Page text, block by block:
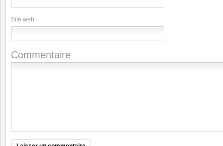
Site web
Commentaire